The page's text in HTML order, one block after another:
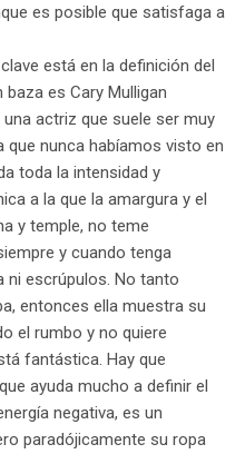
es posible que satisfaga a
está en la definición del
es Cary Mulligan
una actriz que suele ser muy
nunca habíamos visto en
toda la intensidad y
a la que la amargura y el
y temple, no teme
y cuando tenga
ni escrúpulos. No tanto
entonces ella muestra su
el rumbo y no quiere
fantástica. Hay que
ayuda mucho a definir el
negativa, es un
paradójicamente su ropa